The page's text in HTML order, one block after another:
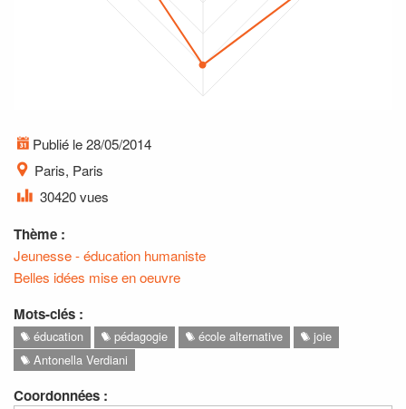
Publié le 28/05/2014
Paris, Paris
30420 vues
Thème :
Jeunesse - éducation humaniste
Belles idées mise en oeuvre
Mots-clés :
éducation pédagogie école alternative
joie
Antonella Verdiani
Coordonnées :